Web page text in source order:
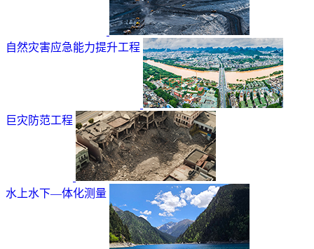
自然灾害应急能力提升工程
巨灾防范工程
水上水下—体化测量